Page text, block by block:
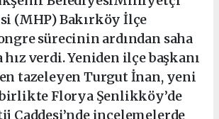
(MHP) Bakırköy İlçe
sürecinin ardından saha
hız verdi. Yeniden ilçe başkanı
tazeleyen Turgut İnan, yeni
Florya Şenlikköy’de
Caddesi’nde incelemelerde